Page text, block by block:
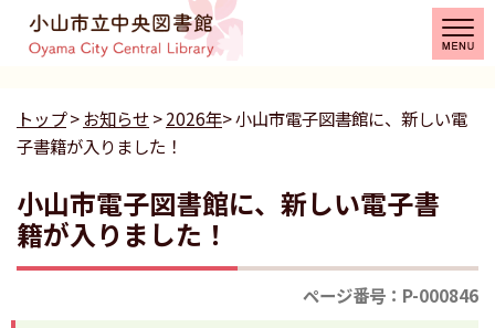
トップ>お知らせ>2026年> 小山市電子図書館に、新しい電
子書籍が入りました！
小山市電子図書館に、新しい電子書
籍が入りました！
ページ番号：P-000846